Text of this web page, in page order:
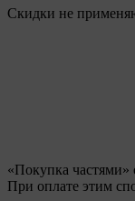
Скидки не
«Покупка
При оплате этим